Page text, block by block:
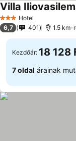
3 Kategória
Hotel
Villa
6,7 401 1.5 km-
Kezdőár: 18 128
7 oldal árainak